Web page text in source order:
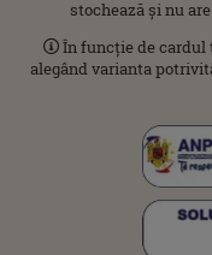
stochează și nu
În funcție de cardul
alegând varianta